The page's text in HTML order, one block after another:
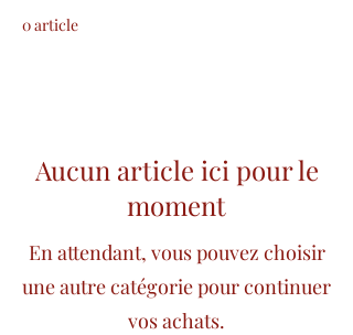
0 article
Aucun article ici pour le
moment
En attendant, vous pouvez choisir
une autre catégorie pour continuer
vos achats.